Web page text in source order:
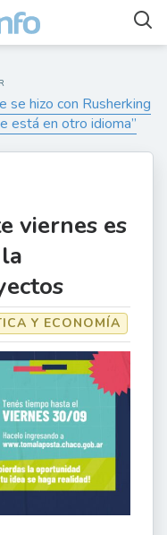
se hizo con Rusherking
está en otro idioma”
viernes es
Y ECONOMÍA